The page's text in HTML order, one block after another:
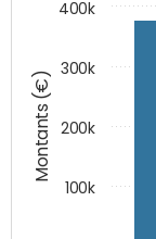
Montants (€)
100k
200k
300k
400k